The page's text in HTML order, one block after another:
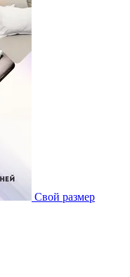
Свой размер